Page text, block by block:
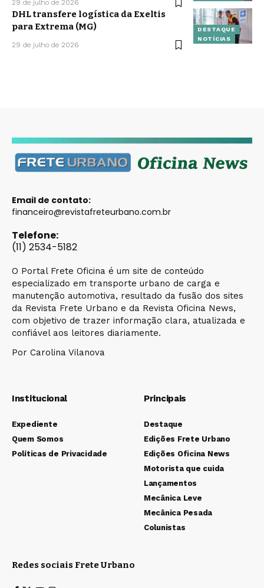
29 de julho de 2026
DESTAQUE
NOTÍCIAS
DHL transfere logística da Exeltis
para Extrema (MG)
29 de julho de 2026
Email de contato:
financeiro@revistafreteurbano.com.br
Telefone:
(11) 2534-5182
O Portal Frete Oficina é um site de conteúdo
especializado em transporte urbano de carga e
manutenção automotiva, resultado da fusão dos sites
da Revista Frete Urbano e da Revista Oficina News,
com objetivo de trazer informação clara, atualizada e
confiável aos leitores diariamente.
Por Carolina Vilanova
Institucional
Expediente
Quem Somos
Políticas de Privacidade
Principais
Destaque
Edições Frete Urbano
Edições Oficina News
Motorista que cuida
Lançamentos
Mecânica Leve
Mecânica Pesada
Colunistas
Redes sociais Frete Urbano